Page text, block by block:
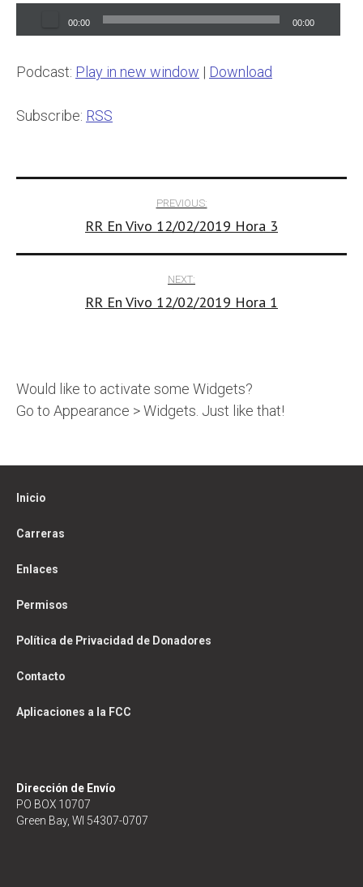
Player
00:00 00:00
Podcast: Play in new window | Download
Subscribe: RSS
navigation
PREVIOUS:
RR En Vivo 12/02/2019 Hora 3
NEXT:
RR En Vivo 12/02/2019 Hora 1
Would like to activate some Widgets?
Go to Appearance > Widgets. Just like that!
Inicio
Carreras
Enlaces
Permisos
Política de Privacidad de Donadores
Contacto
Aplicaciones a la FCC
Dirección de Envío
PO BOX 10707
Green Bay, WI 54307-0707